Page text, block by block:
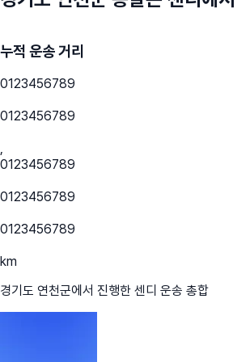
누적 운송 거리
0123456789
0123456789
,
0123456789
0123456789
0123456789
km
경기도 연천군에서 진행한 센디 운송 총합